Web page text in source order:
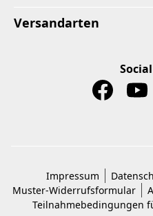
Versandarten
Impressum
Muster-Widerrufsformular
Teilnahmebedingungen